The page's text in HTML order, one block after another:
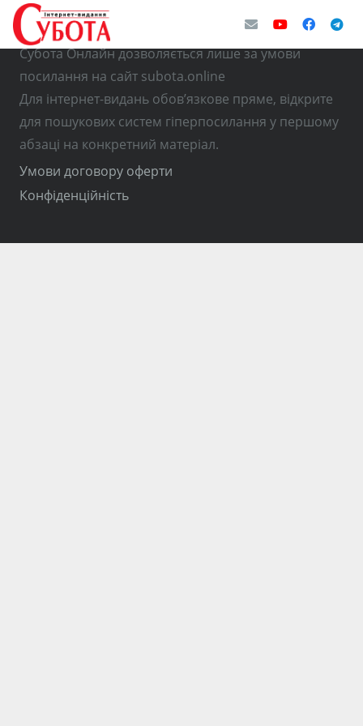
© Використання матеріалів з інтернет-видання
Субота Онлайн дозволяється лише за умови
посилання на сайт subota.online
Для інтернет-видань обов’язкове пряме, відкрите
для пошукових систем гіперпосилання у першому
абзаці на конкретний матеріал.
Умови договору оферти
Конфіденційність